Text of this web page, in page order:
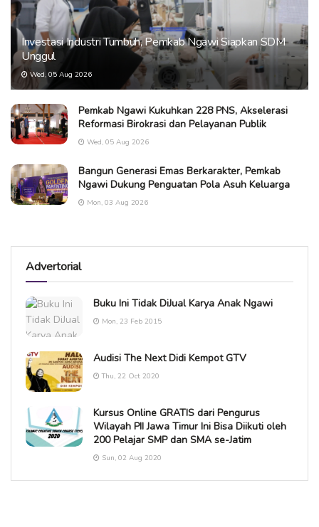
Investasi Industri Tumbuh, Pemkab Ngawi Siapkan SDM
Unggul
Wed, 05 Aug 2026
Pemkab Ngawi Kukuhkan 228 PNS, Akselerasi
Reformasi Birokrasi dan Pelayanan Publik
Wed, 05 Aug 2026
Bangun Generasi Emas Berkarakter, Pemkab
Ngawi Dukung Penguatan Pola Asuh Keluarga
Mon, 03 Aug 2026
Advertorial
Buku Ini Tidak DiJual Karya Anak Ngawi
Mon, 23 Feb 2015
Audisi The Next Didi Kempot GTV
Thu, 22 Oct 2020
Kursus Online GRATIS dari Pengurus
Wilayah PII Jawa Timur Ini Bisa Diikuti oleh
200 Pelajar SMP dan SMA se-Jatim
Sun, 02 Aug 2020